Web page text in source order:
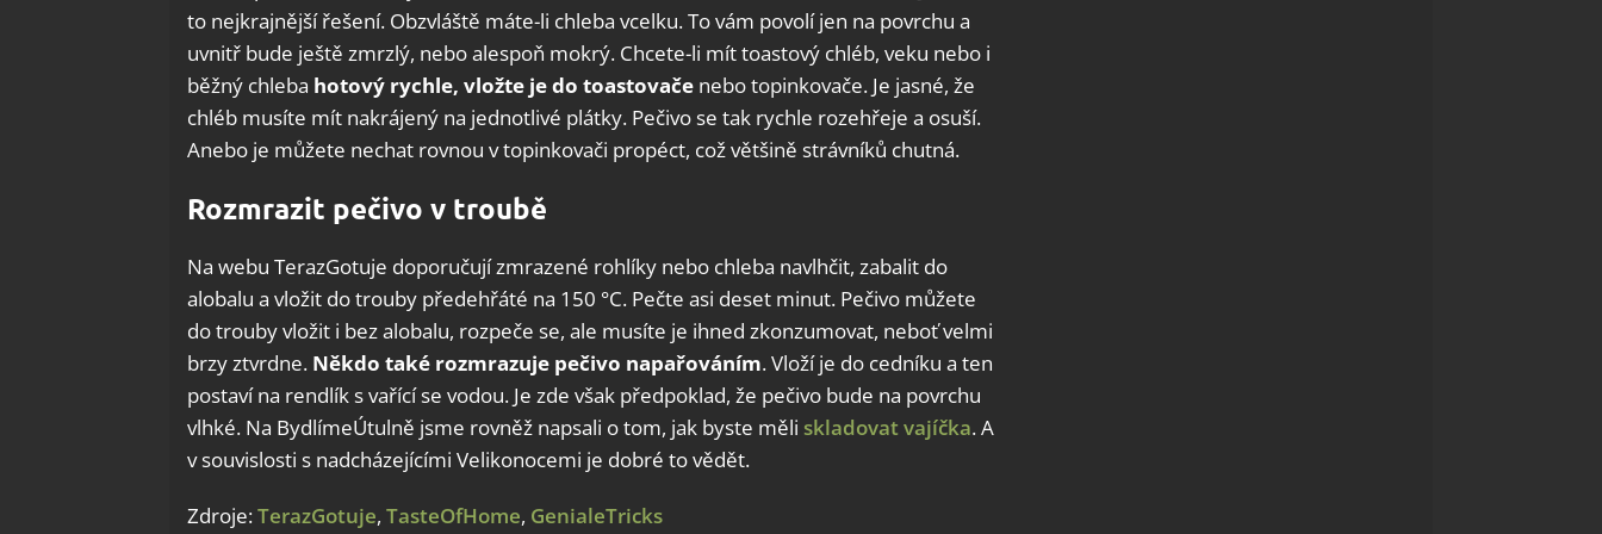
to nejkrajnější řešení. Obzvláště máte-li chleba vcelku. To vám povolí jen na povrchu a
uvnitř bude ještě zmrzlý, nebo alespoň mokrý. Chcete-li mít toastový chléb, veku nebo i
běžný chleba hotový rychle, vložte je do toastovače nebo topinkovače. Je jasné, že
chléb musíte mít nakrájený na jednotlivé plátky. Pečivo se tak rychle rozehřeje a osuší.
Anebo je můžete nechat rovnou v topinkovači propéct, což většině strávníků chutná.
Rozmrazit pečivo v troubě
Na webu TerazGotuje doporučují zmrazené rohlíky nebo chleba navlhčit, zabalit do
alobalu a vložit do trouby předehřáté na 150 °C. Pečte asi deset minut. Pečivo můžete
do trouby vložit i bez alobalu, rozpeče se, ale musíte je ihned zkonzumovat, neboť velmi
brzy ztvrdne. Někdo také rozmrazuje pečivo napařováním. Vloží je do cedníku a ten
postaví na rendlík s vařící se vodou. Je zde však předpoklad, že pečivo bude na povrchu
vlhké. Na BydlímeÚtulně jsme rovněž napsali o tom, jak byste měli skladovat vajíčka. A
v souvislosti s nadcházejícími Velikonocemi je dobré to vědět.
Zdroje:TerazGotuje, TasteOfHome, GenialeTricks